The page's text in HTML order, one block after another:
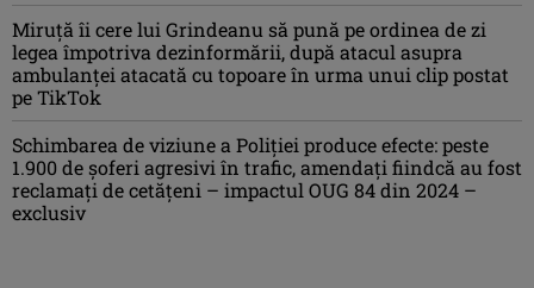
Miruţă îi cere lui Grindeanu să pună pe ordinea de zi
legea împotriva dezinformării, după atacul asupra
ambulanței atacată cu topoare în urma unui clip postat
pe TikTok
Schimbarea de viziune a Poliţiei produce efecte: peste
1.900 de şoferi agresivi în trafic, amendaţi fiindcă au fost
reclamaţi de cetăţeni – impactul OUG 84 din 2024 –
exclusiv